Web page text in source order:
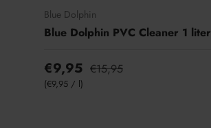
Blue Dolphin
Blue Dolphin PVC Cleaner 1 liter
€9,95 €15,95
Eenheid prijs
€9,95 / l